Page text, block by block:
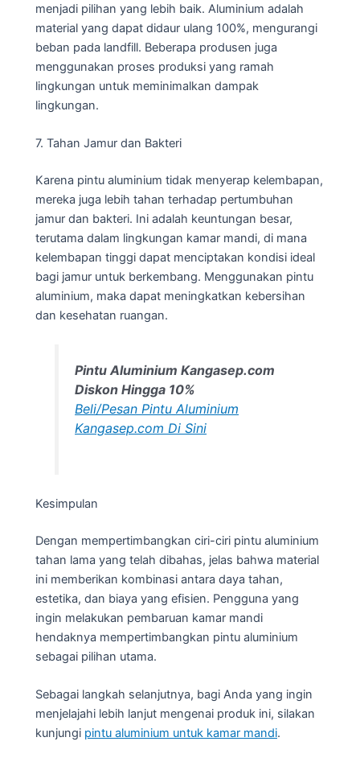
menjadi pilihan yang lebih baik. Aluminium adalah
material yang dapat didaur ulang 100%, mengurangi
beban pada landfill. Beberapa produsen juga
menggunakan proses produksi yang ramah
lingkungan untuk meminimalkan dampak
lingkungan.
7. Tahan Jamur dan Bakteri
Karena pintu aluminium tidak menyerap kelembapan,
mereka juga lebih tahan terhadap pertumbuhan
jamur dan bakteri. Ini adalah keuntungan besar,
terutama dalam lingkungan kamar mandi, di mana
kelembapan tinggi dapat menciptakan kondisi ideal
bagi jamur untuk berkembang. Menggunakan pintu
aluminium, maka dapat meningkatkan kebersihan
dan kesehatan ruangan.
Pintu Aluminium Kangasep.com
Diskon Hingga 10%
Beli/Pesan Pintu Aluminium
Kangasep.com Di Sini
Kesimpulan
Dengan mempertimbangkan ciri-ciri pintu aluminium
tahan lama yang telah dibahas, jelas bahwa material
ini memberikan kombinasi antara daya tahan,
estetika, dan biaya yang efisien. Pengguna yang
ingin melakukan pembaruan kamar mandi
hendaknya mempertimbangkan pintu aluminium
sebagai pilihan utama.
Sebagai langkah selanjutnya, bagi Anda yang ingin
menjelajahi lebih lanjut mengenai produk ini, silakan
kunjungi pintu aluminium untuk kamar mandi.